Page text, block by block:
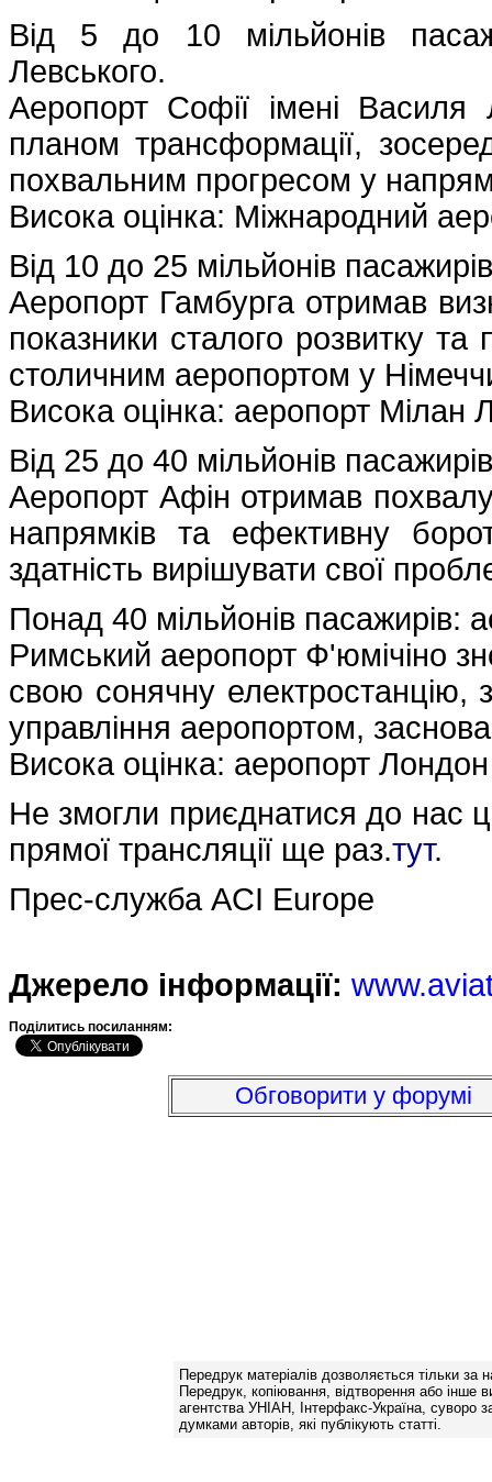
Від 5 до 10 мільйонів
Левського.
Аеропорт Софії імені Василя
планом трансформації,
похвальним прогресом у
Висока оцінка: Міжнародний
Від 10 до 25 мільйонів
Аеропорт Гамбурга отримав
показники сталого розвитку
столичним аеропортом у
Висока оцінка: аеропорт Мілан
Від 25 до 40 мільйонів
Аеропорт Афін отримав
напрямків та ефективну
здатність вирішувати свої
Понад 40 мільйонів пасажирів:
Римський аеропорт Ф'юмічіно
свою сонячну електростанцію,
управління аеропортом,
Висока оцінка: аеропорт Лондон
Не змогли приєднатися до нас
прямої трансляції ще раз.тут.
Прес-служба ACI Europe
Джерело інформації:
Подiлитись посиланням:
Обговорити у форумі
Передрук матеріалів дозволяється тільки за
Передрук, копіювання, відтворення або інше
агентства УНІАН, Інтерфакс-Україна, суворо
думками авторів, які публікують статті.